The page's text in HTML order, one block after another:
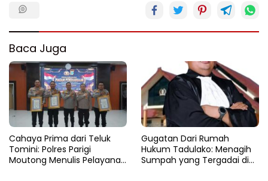
Baca Juga
Cahaya Prima dari Teluk
Tomini: Polres Parigi
Moutong Menulis Pelayanan
Gugatan Dari Rumah
Hukum Tadulako: Menagih
Sumpah yang Tergadai di